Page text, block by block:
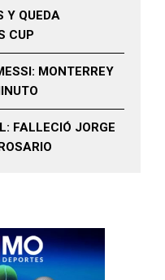
Y QUEDA
CUP
MONTERREY
FALLECIÓ JORGE